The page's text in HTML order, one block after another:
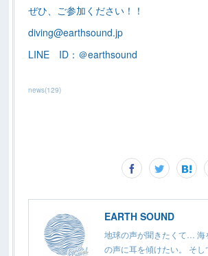
ぜひ、ご参加ください！！
diving@earthsound.jp
LINE ID：＠earthsound
news(129)
EARTH SOUND
地球の声が聞きたくて… 海
の声に耳を傾けたい。 そし